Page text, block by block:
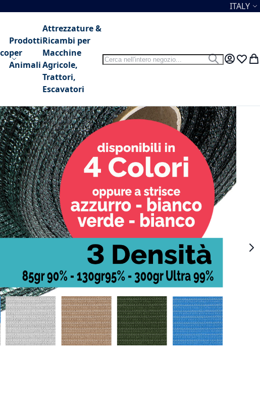
Lingua
ITALY
Prodotti
per
Animali
Attrezzature &
Ricambi per
Macchine
Agricole,
Trattori,
Escavatori
Search
Search
My Lista